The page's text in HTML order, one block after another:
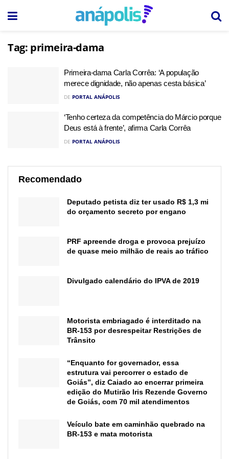
Tag: primeira-dama
Primeira-dama Carla Corrêa: ‘A população
merece dignidade, não apenas cesta básica’
DE PORTAL ANÁPOLIS
‘Tenho certeza da competência do Márcio porque
Deus está à frente’, afirma Carla Corrêa
DE PORTAL ANÁPOLIS
Recomendado
Deputado petista diz ter usado R$ 1,3 mi
do orçamento secreto por engano
PRF apreende droga e provoca prejuízo
de quase meio milhão de reais ao tráfico
Divulgado calendário do IPVA de 2019
Motorista embriagado é interditado na
BR-153 por desrespeitar Restrições de
Trânsito
“Enquanto for governador, essa
estrutura vai percorrer o estado de
Goiás”, diz Caiado ao encerrar primeira
edição do Mutirão Iris Rezende Governo
de Goiás, com 70 mil atendimentos
Veículo bate em caminhão quebrado na
BR-153 e mata motorista